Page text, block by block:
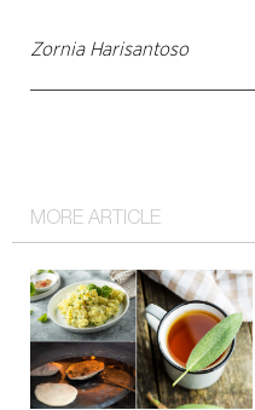
Zornia Harisantoso
MORE ARTICLE